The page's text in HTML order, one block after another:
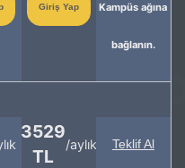
Giriş Yap Kampüs ağına
bağlanın.
3529
TL
/aylık Teklif Al